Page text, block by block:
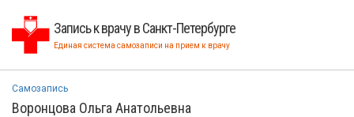
Запись к врачу в Санкт-Петербурге
Единая система самозаписи на прием к врачу
Самозапись
Воронцова Ольга Анатольевна